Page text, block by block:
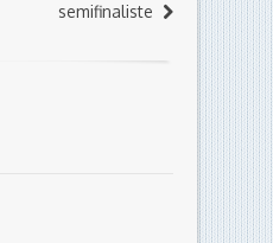
semifinaliste